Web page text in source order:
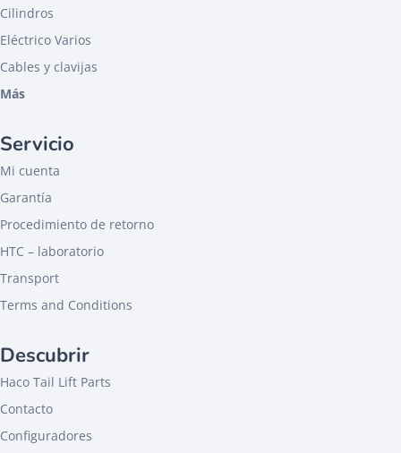
Cilindros
Eléctrico Varios
Cables y clavijas
Más
Servicio
Mi cuenta
Garantía
Procedimiento de retorno
HTC – laboratorio
Transport
Terms and Conditions
Descubrir
Haco Tail Lift Parts
Contacto
Configuradores